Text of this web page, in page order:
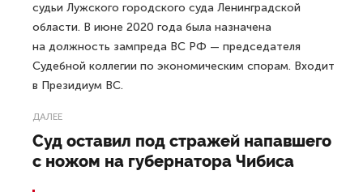
судьи Лужского городского суда Ленинградской
области. В июне 2020 года была назначена
на должность зампреда ВС РФ — председателя
Судебной коллегии по экономическим спорам. Входит
в Президиум ВС.
ДАЛЕЕ
Суд оставил под стражей напавшего
с ножом на губернатора Чибиса